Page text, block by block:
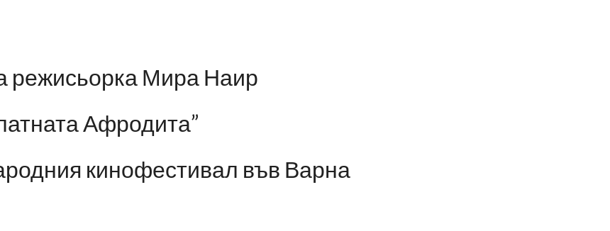
режисьорка Мира Наир
Афродита”
кинофестивал във Варна